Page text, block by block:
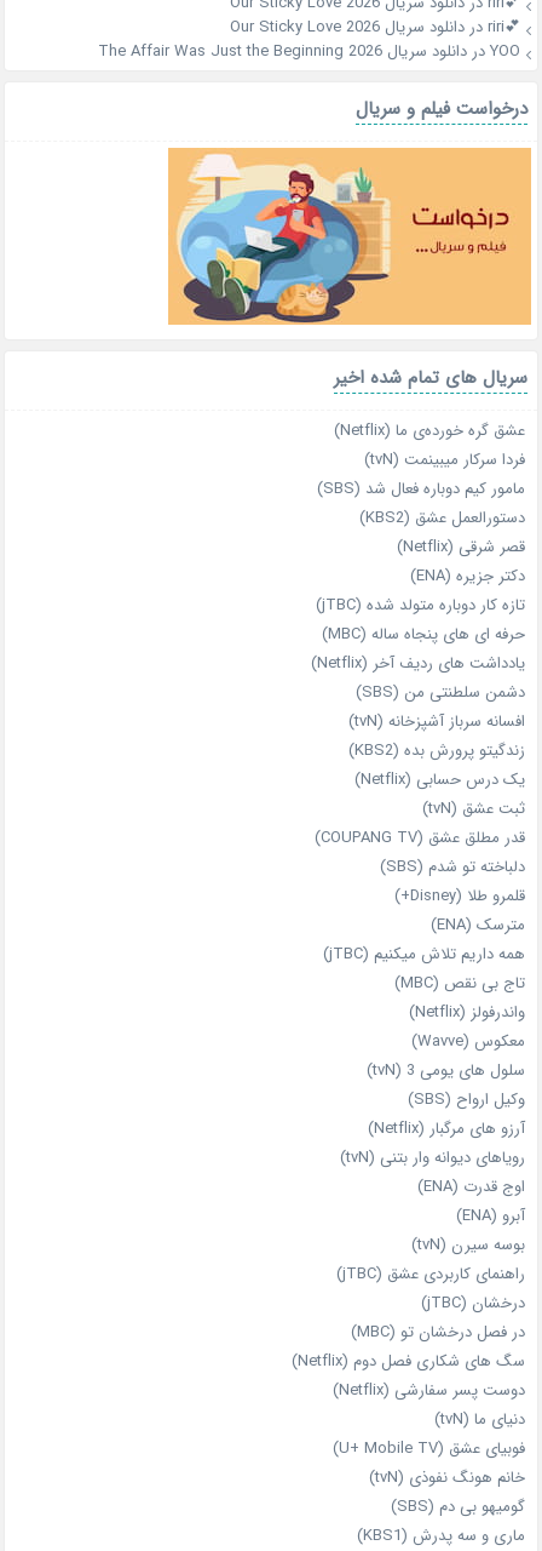
💕riri
دردانلود سریال Our Sticky Love 2026
YOOدردانلود سریال The Affair Was Just the Beginning 2026
درخواست فیلم و سریال
سریال های تمام شده اخیر
عشق گره خورده‌ی ما (Netflix)
فردا سرکار میبینمت (tvN)
مامور کیم دوباره فعال شد (SBS)
دستورالعمل عشق (KBS2)
قصر شرقی (Netflix)
دکتر جزیره (ENA)
تازه‌ کار دوباره‌ متولد شده (jTBC)
حرفه‌ ای‌ های پنجاه‌ ساله (MBC)
یادداشت‌ های ردیف آخر (Netflix)
دشمن سلطنتی من (SBS)
افسانه سرباز آشپزخانه (tvN)
زندگیتو پرورش بده (KBS2)
یک درس حسابی (Netflix)
ثبت عشق (tvN)
قدر مطلق عشق (COUPANG TV)
دلباخته تو شدم (SBS)
قلمرو طلا (Disney+)
مترسک (ENA)
همه داریم تلاش میکنیم (jTBC)
تاج بی‌ نقص (MBC)
واندرفولز (Netflix)
معکوس (Wavve)
سلول های یومی 3 (tvN)
وکیل ارواح (SBS)
آرزو های مرگبار (Netflix)
رویاهای دیوانه‌ وار بتنی (tvN)
اوج قدرت (ENA)
آبرو (ENA)
بوسه سیرن (tvN)
راهنمای کاربردی عشق (jTBC)
درخشان (jTBC)
در فصل درخشان تو (MBC)
سگ های شکاری فصل دوم (Netflix)
دوست‌ پسر سفارشی (Netflix)
دنیای ما (tvN)
فوبیای عشق (U+ Mobile TV)
خانم هونگ نفوذی (tvN)
گومیهو بی دم (SBS)
ماری و سه پدرش (KBS1)